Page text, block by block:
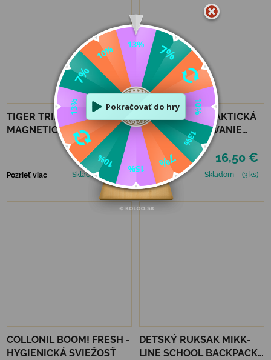
TIGER TRIBE PRENOSNÁ
MAGNETICKÁ KNIHA
MAGNA CARRY -
EMERGENCY RESCUE
15,90 €
Pozrieť viac Skladom (3 ks)
TIGER TRIBE PRAKTICKÁ
SADA VYFARBOVANIE
PODĽA ČÍSEL - UNICORN
DREAMING
16,50 €
Pozrieť viac Skladom (3 ks)
COLLONIL BOOM! FRESH -
HYGIENICKÁ SVIEŽOSŤ
DETSKÝ RUKSAK MIKK-
LINE SCHOOL BACKPACK -